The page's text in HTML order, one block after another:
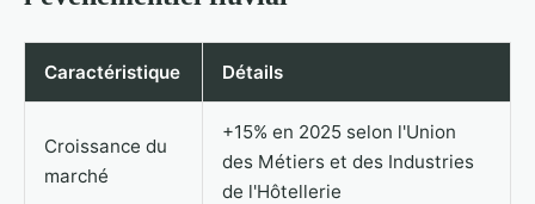
Caractéristique Détails
Croissance du
marché
+15% en 2025 selon l'Union
des Métiers et des Industries
de l'Hôtellerie